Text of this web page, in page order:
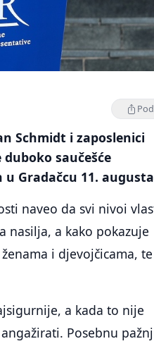
Schmidt i zaposlenici
saučešće
Gradačcu 11.
naveo da svi nivoi
nasilja, a kako pokazuje
i djevojčicama, te
a kada to nije
Posebnu